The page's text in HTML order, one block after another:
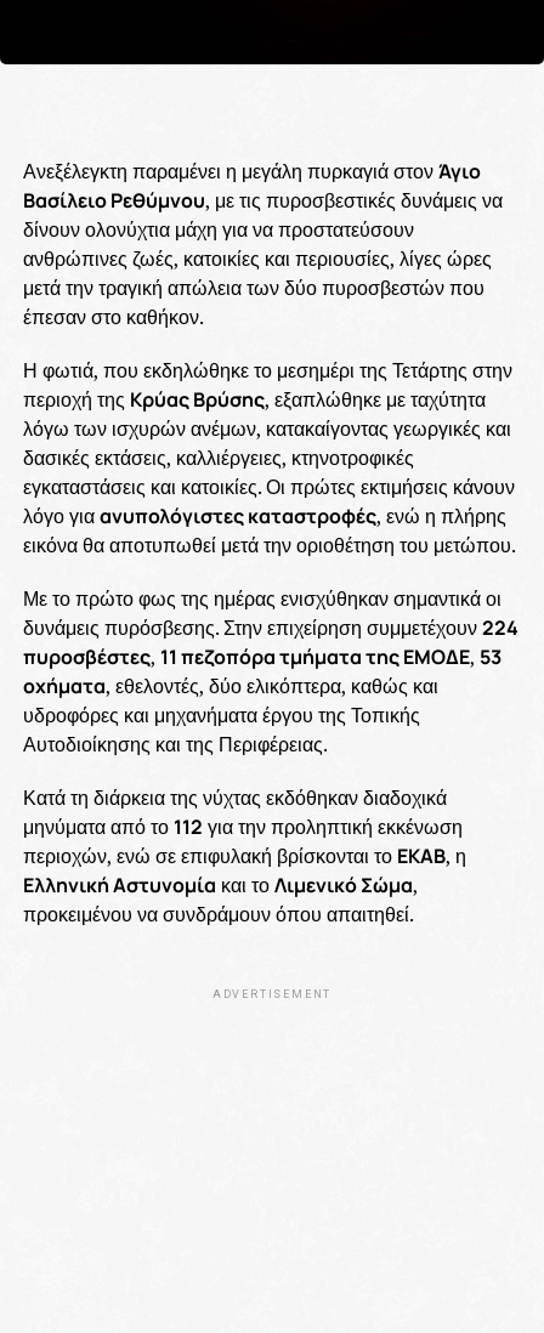
Ανεξέλεγκτη παραμένει η μεγάλη πυρκαγιά στονΆγιο
Βασίλειο Ρεθύμνου, με τις πυροσβεστικές δυνάμεις να
δίνουν ολονύχτια μάχη για να προστατεύσουν
ανθρώπινες ζωές, κατοικίες και περιουσίες, λίγες ώρες
μετά την τραγική απώλεια των δύο πυροσβεστών που
έπεσαν στο καθήκον.
Η φωτιά, που εκδηλώθηκε το μεσημέρι της Τετάρτης στην
περιοχή της Κρύας Βρύσης, εξαπλώθηκε με ταχύτητα
λόγω των ισχυρών ανέμων, κατακαίγοντας γεωργικές και
δασικές εκτάσεις, καλλιέργειες, κτηνοτροφικές
εγκαταστάσεις και κατοικίες. Οι πρώτες εκτιμήσεις κάνουν
λόγο γιαανυπολόγιστες καταστροφές, ενώ η πλήρης
εικόνα θα αποτυπωθεί μετά την οριοθέτηση του μετώπου.
Με το πρώτο φως της ημέρας ενισχύθηκαν σημαντικά οι
δυνάμεις πυρόσβεσης. Στην επιχείρηση συμμετέχουν224
πυροσβέστες, 11 πεζοπόρα τμήματα της ΕΜΟΔΕ, 53
οχήματα, εθελοντές, δύο ελικόπτερα, καθώς και
υδροφόρες και μηχανήματα έργου της Τοπικής
Αυτοδιοίκησης και της Περιφέρειας.
Κατά τη διάρκεια της νύχτας εκδόθηκαν διαδοχικά
μηνύματα από το 112 για την προληπτική εκκένωση
περιοχών, ενώ σε επιφυλακή βρίσκονται το ΕΚΑΒ, η
Ελληνική Αστυνομία και τοΛιμενικό Σώμα,
προκειμένου να συνδράμουν όπου απαιτηθεί.
ADVERTISEMENT